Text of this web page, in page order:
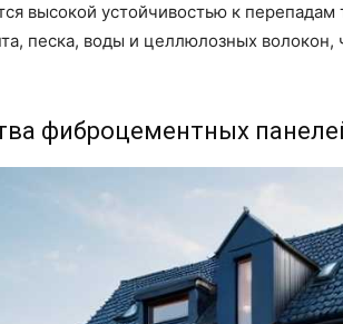
высокой устойчивостью к перепадам
песка, воды и целлюлозных
фиброцементных